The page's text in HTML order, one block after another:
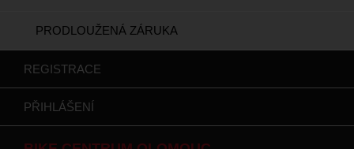
PRODLOUŽENÁ ZÁRUKA
REGISTRACE
PŘIHLÁŠENÍ